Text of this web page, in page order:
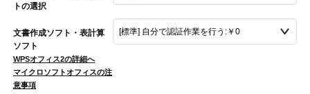
トの選択
文書作成ソフト・表計算
ソフト
WPSオフィス2の詳細へ
マイクロソフトオフィスの注
意事項